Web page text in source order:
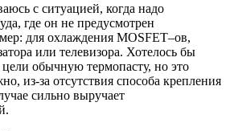
с ситуацией, когда надо
где он не предусмотрен
для охлаждения MOSFET–ов,
или телевизора. Хотелось бы
цели обычную термопасту, но это
из-за отсутствия способа крепления
сильно выручает